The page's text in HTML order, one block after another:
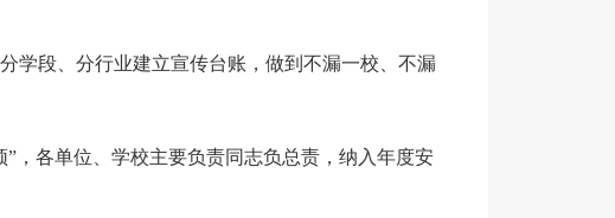
学段、分行业建立宣传台账，做到不漏一校、不漏
”，各单位 、学校主要负责同志负总责，纳入年度安